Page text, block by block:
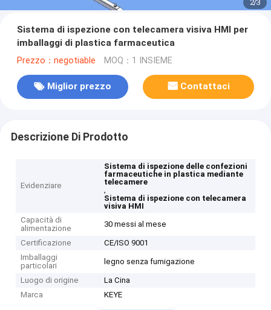
2/3
Sistema di ispezione con telecamera visiva HMI per
imballaggi di plastica farmaceutica
Prezzo：negotiable MOQ：1 INSIEME
Miglior prezzo Contattaci
Descrizione Di Prodotto
Evidenziare
Sistema di ispezione delle confezioni
farmaceutiche in plastica mediante
telecamere
,
Sistema di ispezione con telecamera
visiva HMI
Capacità di
alimentazione
30 messi al mese
Certificazione
CE/ISO 9001
Imballaggi
particolari
legno senza fumigazione
Luogo di origine
La Cina
Marca
KEYE